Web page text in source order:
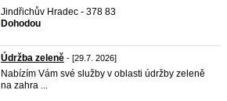
Jindřichův Hradec - 378 83
Dohodou
Údržba zeleně - [29.7. 2026]
Nabízím Vám své služby v oblasti údržby zeleně
na zahra ...